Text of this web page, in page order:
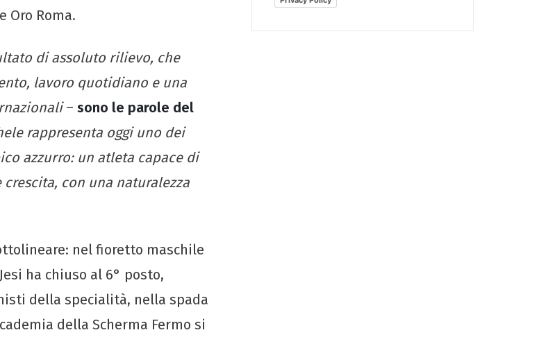
Oro Roma.
di assoluto rilievo, che
lavoro quotidiano e una
– sono le parole del
rappresenta oggi uno dei
azzurro: un atleta capace di
con una naturalezza
nel fioretto maschile
ha chiuso al 6° posto,
della specialità, nella spada
della Scherma Fermo si